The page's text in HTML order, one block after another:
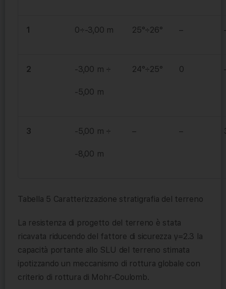
1 0÷-3,00 m 25°÷26° –
2 -3,00 m ÷
-5,00 m
24°÷25° 0
3 -5,00 m ÷
-8,00 m
– –
Tabella 5 Caratterizzazione stratigrafia del terreno
La resistenza di progetto del terreno è stata
ricavata riducendo del fattore di sicurezza γ=2.3 la
capacità portante allo SLU del terreno stimata
ipotizzando un meccanismo di rottura globale con
criterio di rottura di Mohr-Coulomb.